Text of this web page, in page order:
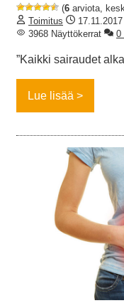
(6 arviota,
Toimitus
17.11.2017
3968 Näyttökerrat
0
”Kaikki sairaudet
Lue lisää